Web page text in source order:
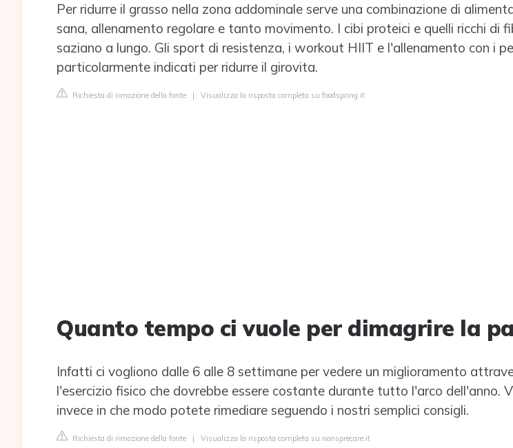
Per ridurre il grasso nella zona addominale serve una combinazione di
sana, allenamento regolare e tanto movimento. I cibi proteici e quelli ricchi di
saziano a lungo. Gli sport di resistenza, i workout HIIT e l'allenamento con i
particolarmente indicati per ridurre il girovita.
Richiesta di rimozione della fonte | Visualizza la risposta completa su foodspring.it
Quanto tempo ci vuole per dimagrire la
Infatti ci vogliono dalle 6 alle 8 settimane per vedere un miglioramento
l'esercizio fisico che dovrebbe essere costante durante tutto l'arco dell'anno.
invece in che modo potete rimediare seguendo i nostri semplici consigli.
Richiesta di rimozione della fonte | Visualizza la risposta completa su nonsprecare.it